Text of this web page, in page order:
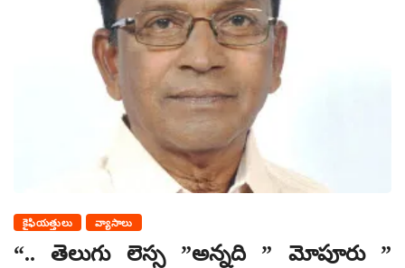
కైఫియత్తులు వ్యాసాలు
“.. తెలుగు లెస్స ”అన్నది ” మోపూరు ”